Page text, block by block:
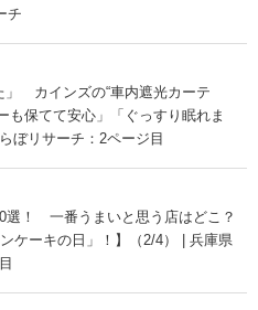
チ
」 カインズの“車内遮光カーテ
保てて安心」「ぐっすり眠れま
ぼリサーチ：2ページ目
選！ 一番うまいと思う店はどこ？
ケーキの日」！】（2/4） | 兵庫県